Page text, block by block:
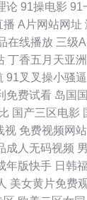
论 91操电影 91
播 A片网站网址
在线播放 三级
丁香五月天亚洲
91叉叉操小骚逼
免费试看 岛国
国产三区电影
视 免费视频网站
成人无码视频
年版快手 日韩
美女黄片免费